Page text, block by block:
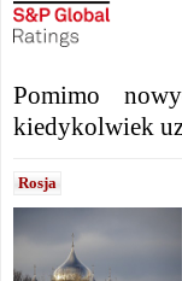
Pomimo
kiedykolwiek
Rosja